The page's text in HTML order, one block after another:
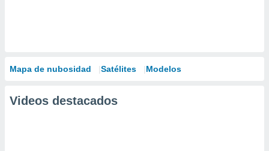
Mapa de nubosidad Satélites Modelos
Videos destacados